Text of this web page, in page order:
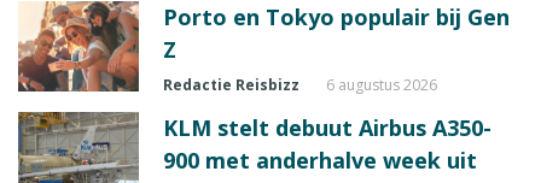
Porto en Tokyo populair bij Gen
Z
Redactie Reisbizz 6 augustus 2026
KLM stelt debuut Airbus A350-
900 met anderhalve week uit